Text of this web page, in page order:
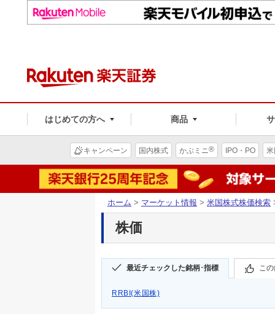
はじめての方へ 商品
キャンペーン 国内株式 かぶミニ® IPO・PO
ホーム > マーケット情報 > 米国株式株価検索
株価
最近チェックした銘柄･指標 こ
RRBI(米国株)